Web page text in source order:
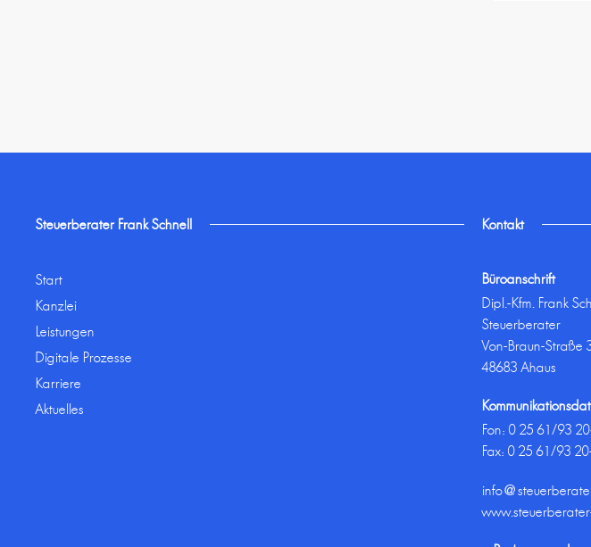
Steuerberater Frank Schnell
Start
Kanzlei
Leistungen
Digitale Prozesse
Karriere
Aktuelles
Kontakt
Büroanschrift
Dipl.-Kfm. Frank
Steuerberater
Von-Braun-Straße
48683 Ahaus
Fon:0 25 61/93
Fax: 0 25 61/93